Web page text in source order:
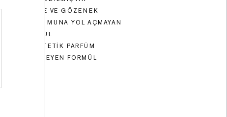
• AKNE VE GÖZENEK
OLUŞUMUNA YOL AÇMAYAN
FORMÜL
• SENTETIK PARFÜM
IÇERMEYEN FORMÜL